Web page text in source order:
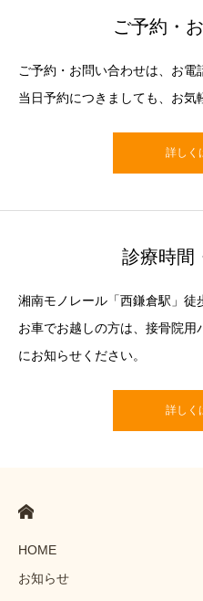
ご予約・
ご予約・お問い合わせは、お電
当日予約につきましても、お気
詳しく
診療時間
湘南モノレール「西鎌倉駅」徒
お車でお越しの方は、接骨院
にお知らせください。
詳しく
HOME
お知らせ